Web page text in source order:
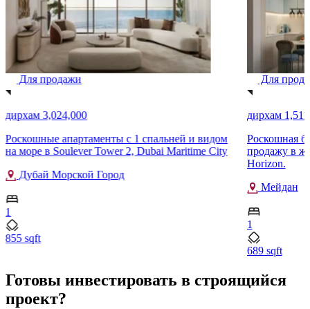
Для продажи
дирхам 3,024,000
Роскошные апартаменты с 1 спальней и видом
на море в Soulever Tower 2, Dubai Maritime City
Дубай Морской Город
1
855 sqft
Для
дирхам
Роскошная
продажу в
Horizon.
Мейдан
1
689 sqft
Готовы инвестировать в строящийся
проект?